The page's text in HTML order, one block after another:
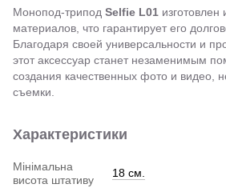
Монопод-трипод Selfie L01 изготовлен
материалов, что гарантирует его
Благодаря своей универсальности и
этот аксессуар станет незаменимым
создания качественных фото и видео,
съемки.
Характеристики
Мінімальна
висота штативу
18 см.